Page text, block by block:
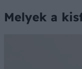
Melyek a